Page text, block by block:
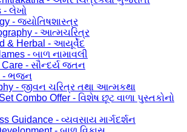
- લેખો
- જ્યોતિષશાસ્ત્ર
- આત્મચરિત્ર
& Herbal - આયૂર્વેદ
- બાળ નામાવલી
Care - સૌન્દર્ય જતન
- ભજન
- જીવન ચરિત્ર તથા આત્મકથા
Combo Offer - વિશેષ છૂટ વાળા પુસ્તકોનો
Guidance - વ્યવસાય માર્ગદર્શન